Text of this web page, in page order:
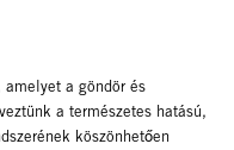
a göndör és
a természetes hatású,
köszönhetően